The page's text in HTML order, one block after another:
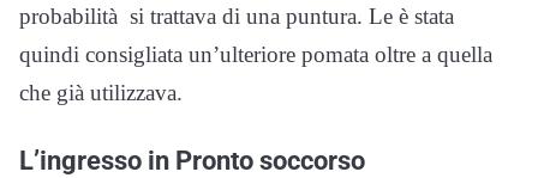
probabilità si trattava di una puntura. Le è stata
quindi consigliata un’ulteriore pomata oltre a quella
che già utilizzava.
L’ingresso in Pronto soccorso